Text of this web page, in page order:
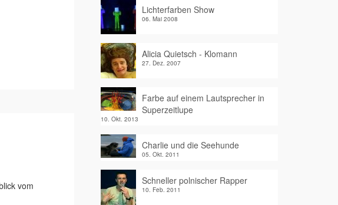
vom
Lichterfarben Show
06. Mai 2008
Alicia Quietsch - Klomann
27. Dez. 2007
Farbe auf einem Lautsprecher in
Superzeitlupe
10. Okt. 2013
Charlie und die Seehunde
05. Okt. 2011
Schneller polnischer Rapper
10. Feb. 2011